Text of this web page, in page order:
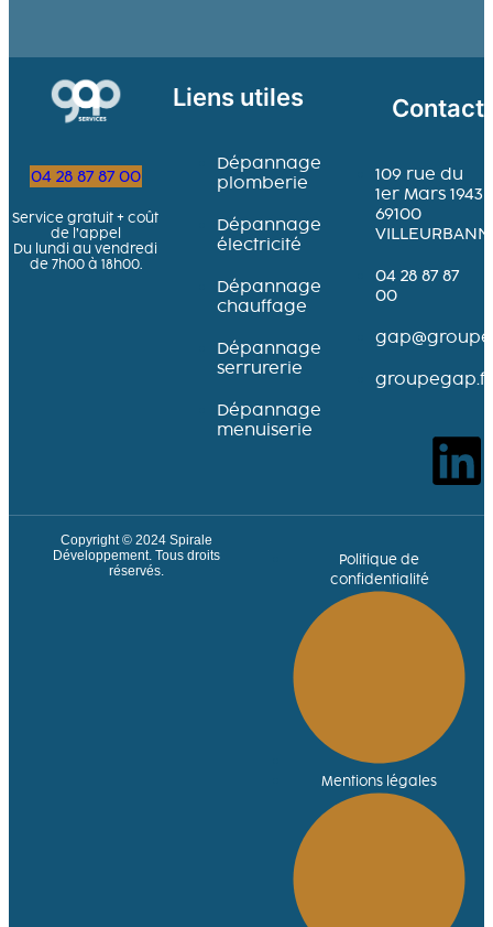
Liens utiles
Dépannage
plomberie
Dépannage
électricité
Dépannage
chauffage
Dépannage
serrurerie
Dépannage
menuiserie
04 28 87 87 00
Service gratuit + coût
de l’appel
Du lundi au vendredi
de 7h00 à 18h00.
Contact
109 rue du
1er Mars 1943
69100
04 28 87 87
00
groupegap.fr
Copyright © 2024 Spirale
Développement. Tous droits
réservés.
Politique de
confidentialité
Mentions légales